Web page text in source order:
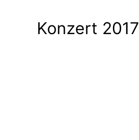
Konzert 2017